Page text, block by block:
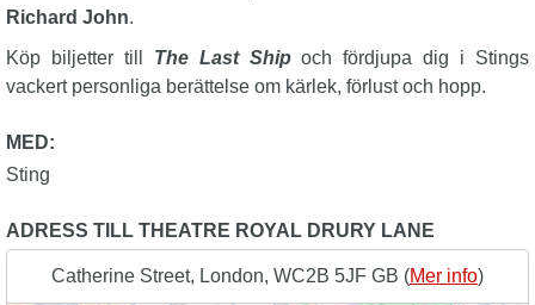
Richard John.
Köp biljetter till The Last Shipoch fördjupa dig i Stings
vackert personliga berättelse om kärlek, förlust och hopp.
MED:
Sting
ADRESS TILL THEATRE ROYAL DRURY LANE
Catherine Street, London, WC2B 5JF GB (Mer info)